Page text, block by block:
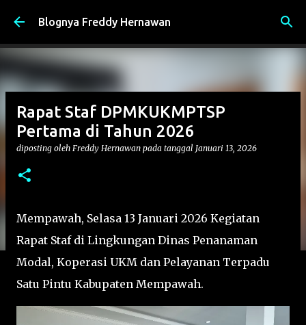
Langsung ke konten utama
Blognya Freddy Hernawan
Rapat Staf DPMKUKMPTSP
Pertama di Tahun 2026
diposting oleh Freddy Hernawan pada tanggal Januari 13, 2026
Mempawah, Selasa 13 Januari 2026 Kegiatan
Rapat Staf di Lingkungan Dinas Penanaman
Modal, Koperasi UKM dan Pelayanan Terpadu
Satu Pintu Kabupaten Mempawah.